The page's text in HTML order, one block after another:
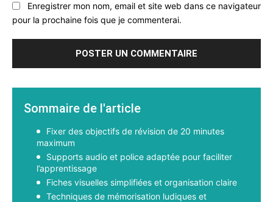
Enregistrer mon nom, email et site web dans ce navigateur
pour la prochaine fois que je commenterai.
Sommaire de l'article
Fixer des objectifs de révision de 20 minutes
maximum
Supports audio et police adaptée pour faciliter
l’apprentissage
Fiches visuelles simplifiées et organisation claire
Techniques de mémorisation ludiques et